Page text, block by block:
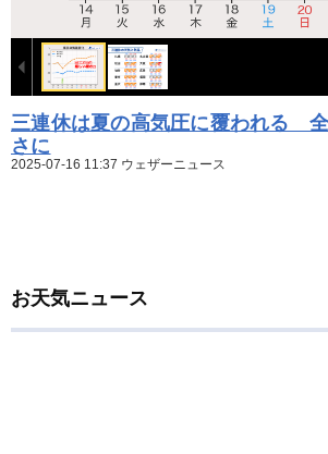
三連休は夏の高気圧に覆われる
さに
2025-07-16 11:37 ウェザーニュース
お天気ニュース